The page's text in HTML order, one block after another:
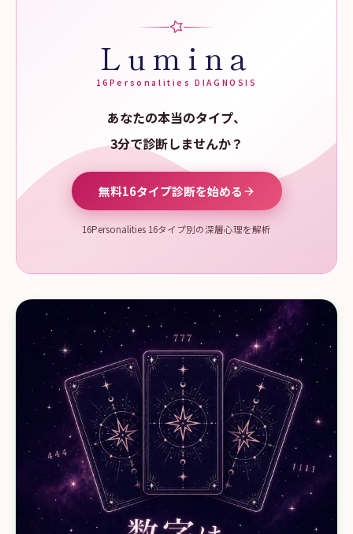
Lumina
16Personalities DIAGNOSIS
あなたの本当のタイプ、
3分で診断しませんか？
無料16タイプ診断を始める
16Personalities 16タイプ別の深層心理を解析